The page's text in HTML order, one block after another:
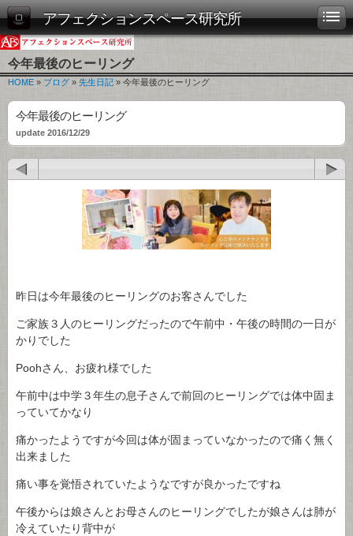
アフェクションスペース研究所
今年最後のヒーリング
HOME » ブログ » 先生日記 » 今年最後のヒーリング
今年最後のヒーリング
update 2016/12/29
昨日は今年最後のヒーリングのお客さんでした
ご家族３人のヒーリングだったので午前中・午後の時間の一日が
かりでした
Poohさん、お疲れ様でした
午前中は中学３年生の息子さんで前回のヒーリングでは体中固ま
っていてかなり
痛かったようですが今回は体が固まっていなかったので痛く無く
出来ました
痛い事を覚悟されていたようなですが良かったですね
午後からは娘さんとお母さんのヒーリングでしたが娘さんは肺が
冷えていたり背中が